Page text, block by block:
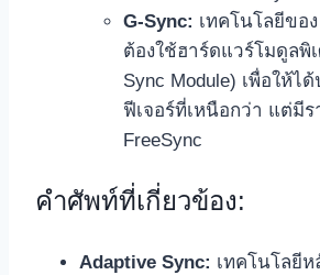
G-Sync: เทคโนโลยีขอ
ต้องใช้ฮาร์ดแวร์โมดูลพิ
Sync Module) เพื่อให้ไ
ฟีเจอร์ที่เหนือกว่า แต่มีร
FreeSync
คำศัพท์ที่เกี่ยวข้อง:
Adaptive Sync: เทคโนโลยีห